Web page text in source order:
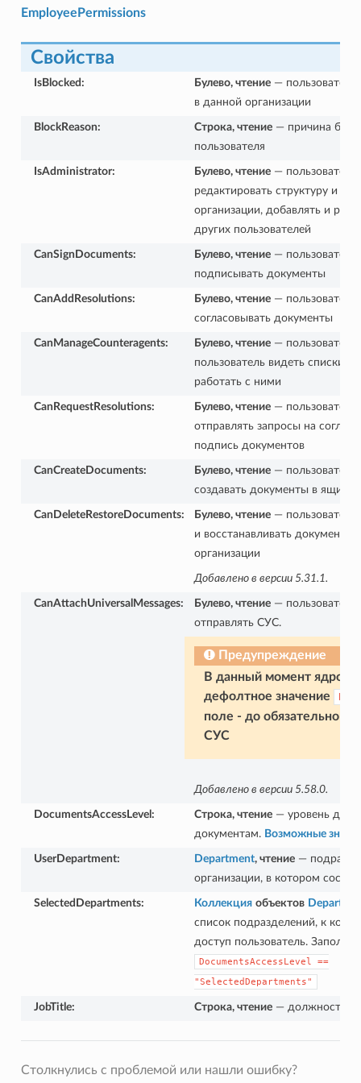
EmployeePermissions
Свойства
IsBlocked: Булево, чтение— пользователь
в данной организации
BlockReason: Строка, чтение— причина
пользователя
IsAdministrator: Булево, чтение—
редактировать структуру и
организации, добавлять и
других пользователей
CanSignDocuments: Булево, чтение—
подписывать документы
CanAddResolutions: Булево, чтение—
согласовывать документы
CanManageCounteragents: Булево, чтение—
пользователь видеть списки
работать с ними
CanRequestResolutions: Булево, чтение—
отправлять запросы на
подпись документов
CanCreateDocuments: Булево, чтение—
создавать документы в ящике
CanDeleteRestoreDocuments: Булево, чтение— пользователь
и восстанавливать документы
организации
Добавлено в версии 5.31.1.
CanAttachUniversalMessages: Булево, чтение—
отправлять СУС.
Предупреждение
В данный момент ядро
дефолтное значение
поле - до обязательного
СУС
Добавлено в версии 5.58.0.
DocumentsAccessLevel : Строка, чтение— уровень
документам. Возможные
UserDepartment: Department, чтение—
организации, в котором
SelectedDepartments: Коллекция объектов
список подразделений, к
доступ пользователь.
DocumentsAccessLevel
==
"SelectedDepartments"
JobTitle: Строка, чтение— должность
Столкнулись с проблемой или нашли ошибку?